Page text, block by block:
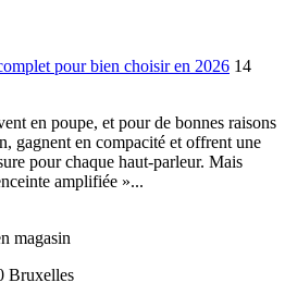
pour bien choisir en 2026 14
en poupe, et pour de bonnes raisons
gagnent en compacité et offrent une
pour chaque haut-parleur. Mais
amplifiée »...
magasin
Bruxelles